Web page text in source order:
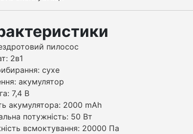
пилосос
2в1
сухе
акумулятор
7,4 В
акумулятора: 2000 mAh
потужність: 50 Вт
всмоктування: 20000 Па